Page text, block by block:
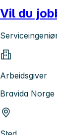
Vil du
Arbeidsgiver
Bravida Norge